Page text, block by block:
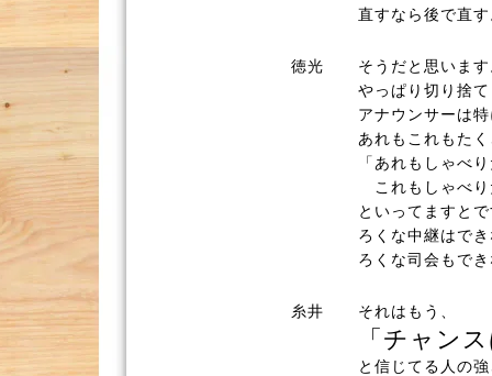
直すなら後で直
徳光
そうだと思いま
やっぱり切り捨
アナウンサーは
あれもこれもた
「あれもしゃべ
これもしゃべり
といってますと
ろくな中継はで
ろくな司会もで
糸井 それはもう、
「チャン
と信じてる人の